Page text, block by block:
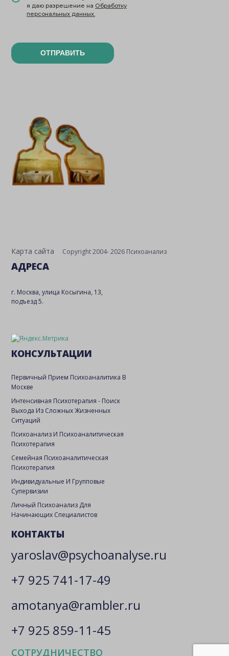
я даю разрешение на Обработку
персональных данных.
ОТПРАВИТЬ
Карта сайта Copyright 2004- 2026 Психоанализ
АДРЕСА
г. Москва, улица Косыгина, 13,
подъезд 5.
КОНСУЛЬТАЦИИ
Первичный Прием Психоаналитика В
Москве
Интенсивная Психотерапия - Поиск
Выхода Из Сложных Жизненных
Ситуаций
Психоанализ И Психоаналитическая
Психотерапия
Семейная Психоаналитическая
Психотерапия
Индивидуальные И Групповые
Супервизии
Личный Психоанализ Для
Начинающих Специалистов
КОНТАКТЫ
yaroslav@psychoanalyse.ru
+7 925 741-17-49
amotanya@rambler.ru
+7 925 859-11-45
СОТРУДНИЧЕСТВО